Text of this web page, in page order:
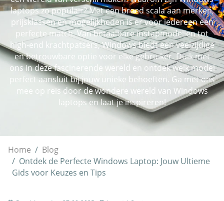
laptops zo populair? Met een breed scala aan merken,
prijsklassen en mogelijkheden is er voor iedereen een
perfecte match. Van betaalbare instapmodellen tot
high-end krachtpatsers, Windows biedt een veelzijdige
en betrouwbare optie voor elke gebruiker. Duik met
ons in deze fascinerende wereld en ontdek welk model
perfect aansluit bij jouw unieke behoeften. Ga met ons
mee op reis door de wondere wereld van Windows
laptops en laat je inspireren!
Home
Blog
Ontdek de Perfecte Windows Laptop: Jouw Ultieme
Gids voor Keuzes en Tips